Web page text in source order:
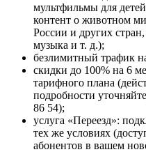
мультфильмы для
контент о животном
России и других стран,
музыка и т. д.);
безлимитный трафик
скидки до 100% на 6
тарифного плана
подробности
86 54);
услуга «Переезд»:
тех же условиях
абонентов в вашем